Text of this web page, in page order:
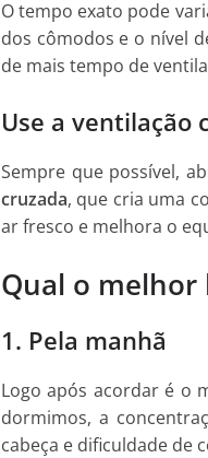
O tempo exato pode
dos cômodos e o nível
de mais tempo de
Use a ventilação
Sempre que possível,
cruzada, que cria uma
ar fresco e melhora o
Qual o melhor
1. Pela manhã
Logo após acordar é o
dormimos, a
cabeça e dificuldade de